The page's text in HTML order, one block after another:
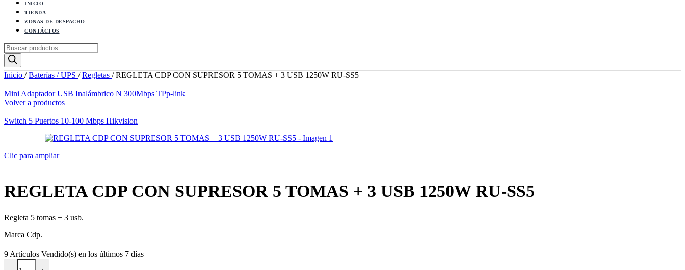
INICIO
TIENDA
ZONAS DE DESPACHO
CONTÁCTOS
Búsqueda
de
productos
Inicio / Baterías / UPS / Regletas / REGLETA CDP CON SUPRESOR 5 TOMAS + 3 USB 1250W RU-SS5
Mini Adaptador USB Inalámbrico N 300Mbps TPp-link
Volver a productos
Switch 5 Puertos 10-100 Mbps Hikvision
Clic para ampliar
REGLETA CDP CON SUPRESOR 5 TOMAS + 3 USB 1250W RU-SS5
Regleta 5 tomas + 3 usb.
Marca Cdp.
9 Artículos Vendido(s) en los últimos 7 días
REGLETA CDP CON SUPRESOR 5 TOMAS + 3 USB 1250W RU-SS5 cantidad